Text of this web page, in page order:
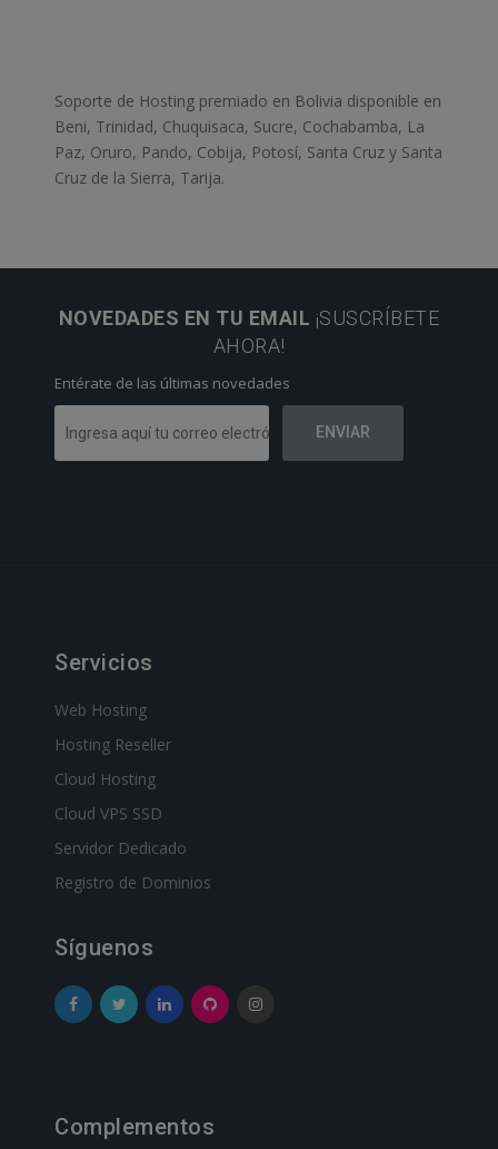
Soporte de Hosting premiado en Bolivia disponible en
Beni, Trinidad, Chuquisaca, Sucre, Cochabamba, La
Paz, Oruro, Pando, Cobija, Potosí, Santa Cruz y Santa
Cruz de la Sierra, Tarija.
NOVEDADES EN TU EMAIL ¡SUSCRÍBETE
AHORA!
Entérate de las últimas novedades
Servicios
Web Hosting
Hosting Reseller
Cloud Hosting
Cloud VPS SSD
Servidor Dedicado
Registro de Dominios
Síguenos
Complementos